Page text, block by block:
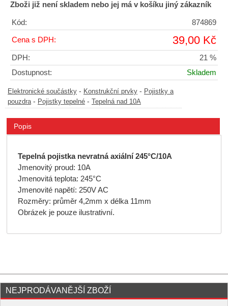
Zboži již není skladem nebo jej má v košíku jiný zákazník
Kód: 874869
Cena s DPH: 39,00 Kč
DPH:
21 %
Dostupnost:
Skladem
Elektronické součástky - Konstrukční prvky - Pojistky a
pouzdra- Pojistky tepelné - Tepelná nad 10A
Popis
Tepelná pojistka nevratná axiální 245°C/10A
Jmenovitý proud: 10A
Jmenovitá teplota: 245°C
Jmenovité napětí: 250V AC
Rozměry: průměr 4,2mm x délka 11mm
Obrázek je pouze ilustrativní.
NEJPRODÁVANĚJŠÍ ZBOŽÍ